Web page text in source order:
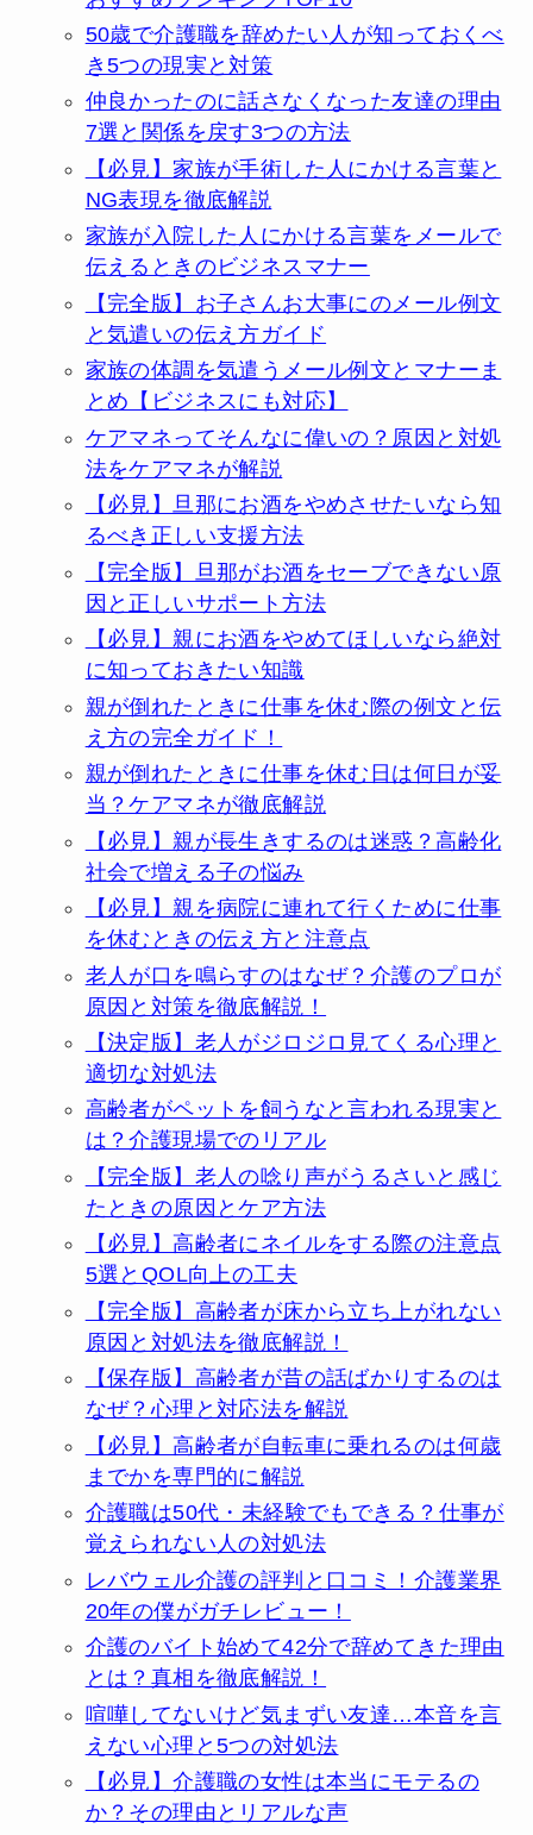
50歳で介護職を辞めたい人が知っておくべ
き5つの現実と対策
仲良かったのに話さなくなった友達の理由
7選と関係を戻す3つの方法
【必見】家族が手術した人にかける言葉と
NG表現を徹底解説
家族が入院した人にかける言葉をメールで
伝えるときのビジネスマナー
【完全版】お子さんお大事にのメール例文
と気遣いの伝え方ガイド
家族の体調を気遣うメール例文とマナーま
とめ【ビジネスにも対応】
ケアマネってそんなに偉いの？原因と対処
法をケアマネが解説
【必見】旦那にお酒をやめさせたいなら知
るべき正しい支援方法
【完全版】旦那がお酒をセーブできない原
因と正しいサポート方法
【必見】親にお酒をやめてほしいなら絶対
に知っておきたい知識
親が倒れたときに仕事を休む際の例文と伝
え方の完全ガイド！
親が倒れたときに仕事を休む日は何日が妥
当？ケアマネが徹底解説
【必見】親が長生きするのは迷惑？高齢化
社会で増える子の悩み
【必見】親を病院に連れて行くために仕事
を休むときの伝え方と注意点
老人が口を鳴らすのはなぜ？介護のプロが
原因と対策を徹底解説！
【決定版】老人がジロジロ見てくる心理と
適切な対処法
高齢者がペットを飼うなと言われる現実と
は？介護現場でのリアル
【完全版】老人の唸り声がうるさいと感じ
たときの原因とケア方法
【必見】高齢者にネイルをする際の注意点
5選とQOL向上の工夫
【完全版】高齢者が床から立ち上がれない
原因と対処法を徹底解説！
【保存版】高齢者が昔の話ばかりするのは
なぜ？心理と対応法を解説
【必見】高齢者が自転車に乗れるのは何歳
までかを専門的に解説
介護職は50代・未経験でもできる？仕事が
覚えられない人の対処法
レバウェル介護の評判と口コミ！介護業界
20年の僕がガチレビュー！
介護のバイト始めて42分で辞めてきた理由
とは？真相を徹底解説！
喧嘩してないけど気まずい友達…本音を言
えない心理と5つの対処法
【必見】介護職の女性は本当にモテるの
か？その理由とリアルな声